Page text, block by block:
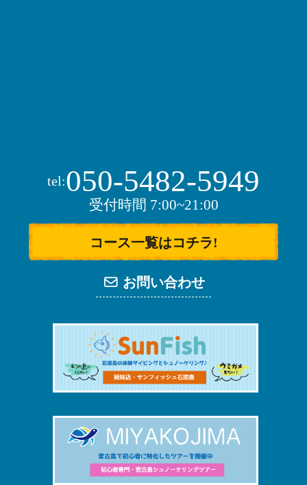
tel:050-5482-5949
受付時間 7:00~21:00
コース一覧はコチラ!
お問い合わせ